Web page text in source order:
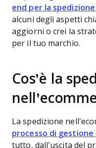
end per la
alcuni degli aspetti
aggiorni o crei la
per il tuo marchio.
Cos’è la
La spedizione
processo di gestione
tutto, dall’uscita del